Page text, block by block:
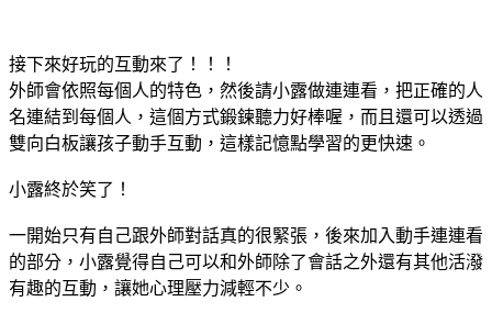
接下來好玩的互動來了！！！
外師會依照每個人的特色，然後請小露做連連看，把正確的人
名連結到每個人，這個方式鍛鍊聽力好棒喔，而且還可以透過
雙向白板讓孩子動手互動，這樣記憶點學習的更快速。
小露終於笑了！
一開始只有自己跟外師對話真的很緊張，後來加入動手連連看
的部分，小露覺得自己可以和外師除了會話之外還有其他活潑
有趣的互動，讓她心理壓力減輕不少。